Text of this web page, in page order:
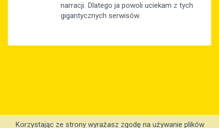
narracji. Dlatego ja powoli uciekam z tych
gigantycznych serwisów.
© Copyright Nasze.znasztoforum.biz.pl - Wszelkie Prawa
Korzystając ze strony wyrażasz zgodę na używanie plików